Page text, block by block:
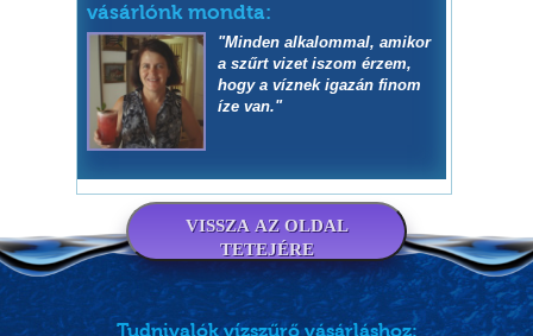
vásárlónk mondta:
"Minden alkalommal, amikor
a szűrt vizet iszom érzem,
hogy a víznek igazán finom
íze van."
VISSZA AZ OLDAL
TETEJÉRE
Tudnivalók vízszűrő vásárláshoz: